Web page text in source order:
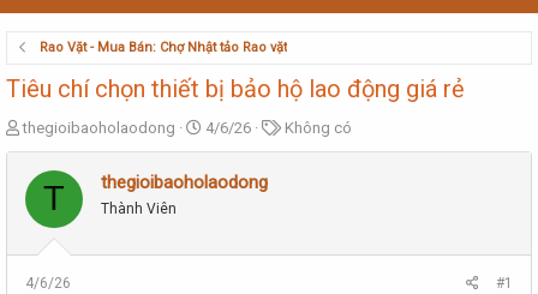
Rao Vặt - Mua Bán: Chợ Nhật tảo Rao vặt
Tiêu chí chọn thiết bị bảo hộ lao động giá rẻ
T
h
e
a
s
thegioibaoholaodong
N
g
y
i
4/6/26
T
ừ
Không có
T thegioibaoholaodong
Thành Viên
4/6/26 #1